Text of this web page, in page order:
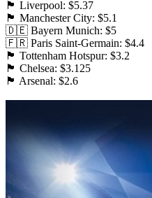
🏴󠁧󠁢󠁥󠁮󠁧󠁿 Liverpool: $5.37
🏴󠁧󠁢󠁥󠁮󠁧󠁿 Manchester City: $5.1
🇩🇪 Bayern Munich: $5
🇫🇷 Paris Saint-Germain: $4.4
🏴󠁧󠁢󠁥󠁮󠁧󠁿 Tottenham Hotspur: $3.2
🏴󠁧󠁢󠁥󠁮󠁧󠁿 Chelsea: $3.125
🏴󠁧󠁢󠁥󠁮󠁧󠁿 Arsenal: $2.6